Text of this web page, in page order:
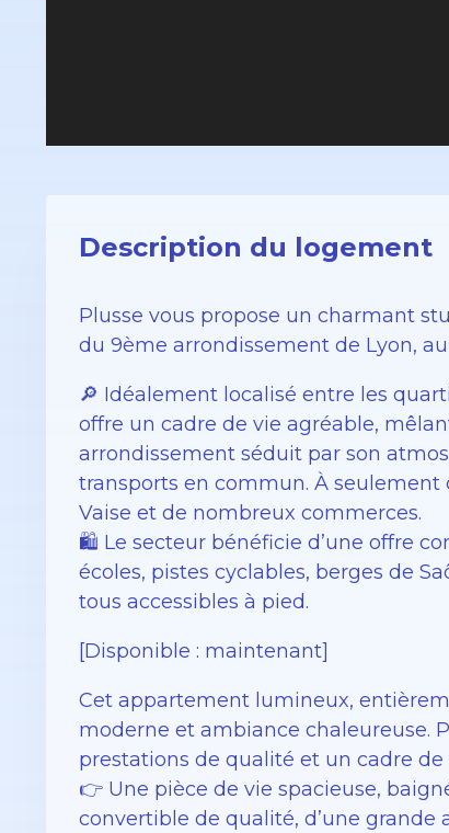
Description du logement
Plusse vous propose un charmant
du 9ème arrondissement de Lyon,
🔎 Idéalement localisé entre les
offre un cadre de vie agréable,
arrondissement séduit par son
transports en commun. À
Vaise et de nombreux commerces.
🛍️ Le secteur bénéficie d’une offre
écoles, pistes cyclables, berges de
tous accessibles à pied.
[Disponible : maintenant]
Cet appartement lumineux,
moderne et ambiance chaleureuse.
prestations de qualité et un cadre de
👉 Une pièce de vie spacieuse,
convertible de qualité, d’une grande